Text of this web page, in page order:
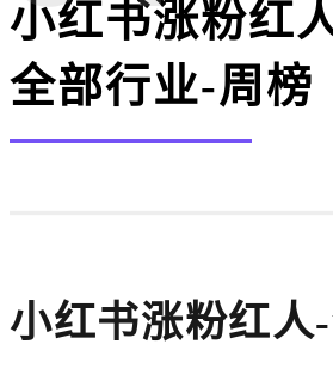
小红书涨粉红
全部行业-周榜
小红书涨粉红人